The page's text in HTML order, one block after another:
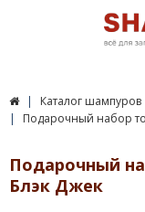
Каталог шампуров
Подарочный набор
Подарочный
Блэк Джек